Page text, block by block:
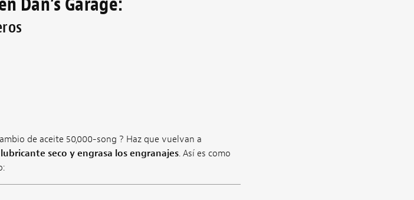
de aceite 50,000-song ? Haz que vuelvan a
seco y engrasa los engranajes. Así es como